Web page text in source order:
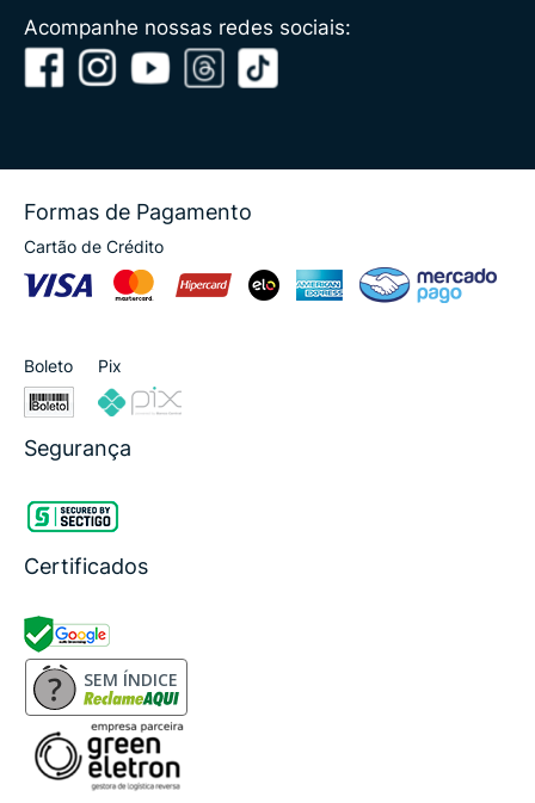
Acompanhe nossas redes sociais:
Formas de Pagamento
Cartão de Crédito
Boleto Pix
Segurança
Certificados
SEM ÍNDICE